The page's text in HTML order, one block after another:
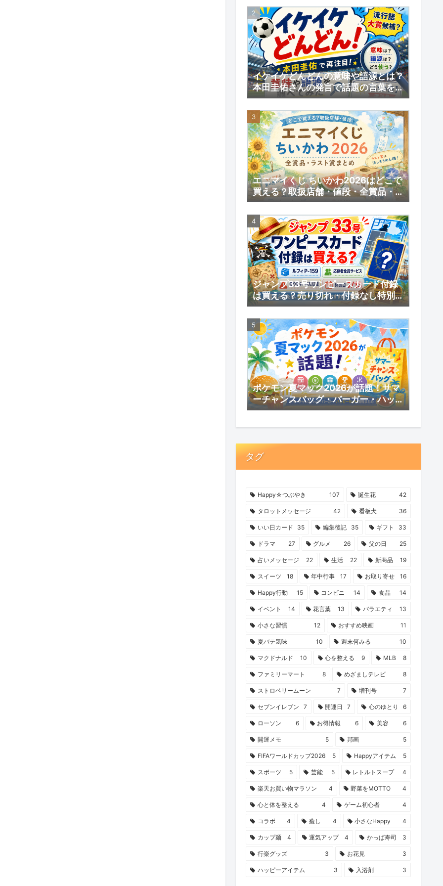
予約情報
イケイケどんどんの意味や語源とは？
本田圭佑さんの発言で話題の言葉を調
べてみた｜【いい日】増刊号
エニマイくじ ちいかわ2026はどこで
買える？取扱店舗・値段・全賞品・ラ
スト賞まとめ
ジャンプ33号ワンピースカード付録
は買える？売り切れ・付録なし特別版
の受注販売・応募者全員サービスまと
め
ポケモン夏マック2026が話題！サマ
ーチャンスバッグ・バーガー・ハッピ
ーセット情報まとめ
タグ
Happy☆つぶやき 107 誕生花 42
タロットメッセージ 42 看板犬 36
いい日カード 35 編集後記 35 ギフト 33
ドラマ 27 グルメ 26 父の日 25
占いメッセージ 22 生活 22 新商品 19
スイーツ 18 年中行事 17 お取り寄せ 16
Happy行動 15 コンビニ 14 食品 14
イベント 14 花言葉 13 バラエティ 13
小さな習慣 12 おすすめ映画 11
夏バテ気味 10 週末何みる 10
マクドナルド 10 心を整える 9 MLB 8
ファミリーマート 8 めざましテレビ 8
ストロベリームーン 7 増刊号 7
セブンイレブン 7 開運日 7 心のゆとり 6
ローソン 6 お得情報 6 美容 6
開運メモ 5 邦画 5
FIFAワールドカップ2026 5 Happyアイテム 5
スポーツ 5 芸能 5 レトルトスープ 4
楽天お買い物マラソン 4 野菜をMOTTO 4
心と体を整える 4 ゲーム初心者 4
コラボ 4 癒し 4 小さなHappy 4
カップ麺 4 運気アップ 4 かっぱ寿司 3
行楽グッズ 3 お花見 3
ハッピーアイテム 3 入浴剤 3